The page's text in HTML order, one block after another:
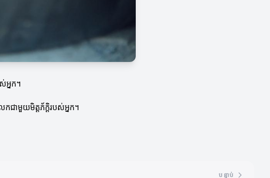
អ្នក។
កជាមួយមិត្តភ័ក្ដិរបស់អ្នក។
បន្ទាប់